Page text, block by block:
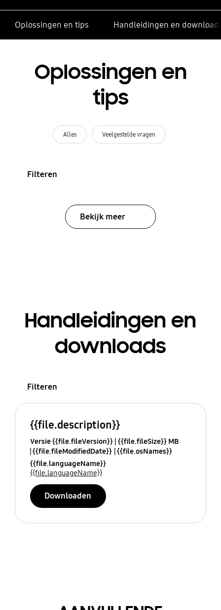
Oplossingen en tips Handleidingen en
Oplossingen en
tips
Alles Veelgestelde vragen
Filteren
Bekijk meer
Handleidingen en
downloads
Filteren
{{file.description}}
Versie {{file.fileVersion}} {{file.fileSize}} MB
{{file.fileModifiedDate}} {{file.osNames}}
{{file.languageName}}
{{file.languageName}}
Downloaden